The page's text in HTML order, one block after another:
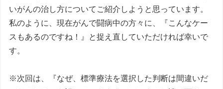
いがんの治し方についてご紹介しようと思っています。
私のように、現在がんで闘病中の方々に、『こんなケー
スもあるのですね！』と捉え直していただければ幸いで
す。
※次回は、『なぜ、標準療法を選択した判断は間違いだ